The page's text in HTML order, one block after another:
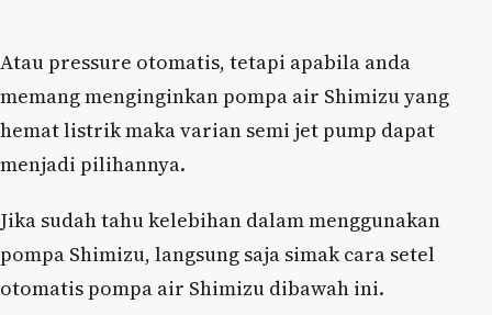
Atau pressure otomatis, tetapi apabila anda
memang menginginkan pompa air Shimizu yang
hemat listrik maka varian semi jet pump dapat
menjadi pilihannya.
Jika sudah tahu kelebihan dalam menggunakan
pompa Shimizu, langsung saja simak cara setel
otomatis pompa air Shimizu dibawah ini.